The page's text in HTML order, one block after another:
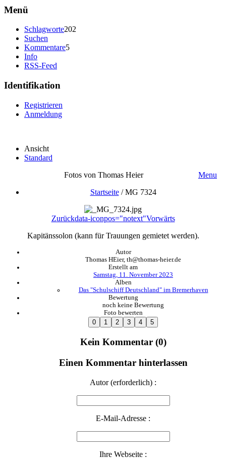
Menü
Schlagworte202
Suchen
Kommentare5
Info
RSS-Feed
Identifikation
Registrieren
Anmeldung
Ansicht
Standard
Fotos von Thomas Heier
Menu
Startseite/MG 7324
Zurückdata-iconpos="notext"Vorwärts
Kapitänssolon (kann für Trauungen gemietet werden).
Autor
Thomas HEier, th@thomas-heier.de
Erstellt am
Samstag, 11. November 2023
Alben
Das "Schulschiff Deutschland" im Bremerhaven
Bewertung
noch keine Bewertung
Foto bewerten
Kein Kommentar (0)
Einen Kommentar hinterlassen
Autor (erforderlich) :
E-Mail-Adresse :
Ihre Webseite :